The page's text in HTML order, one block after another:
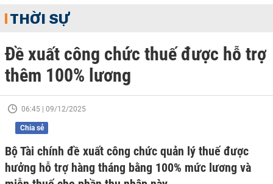
THỜI SỰ
Đề xuất công chức thuế được hỗ trợ
thêm 100% lương
06:45 | 09/12/2025
Chia sẻ
Bộ Tài chính đề xuất công chức quản lý thuế được
hưởng hỗ trợ hàng tháng bằng 100% mức lương và